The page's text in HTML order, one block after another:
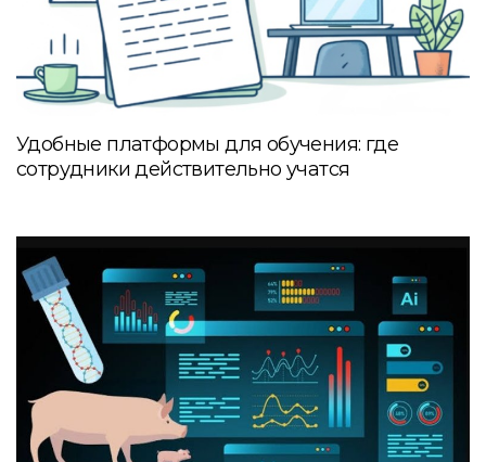
Удобные платформы для обучения: где
сотрудники действительно учатся